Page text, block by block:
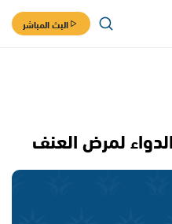
البث المباشر
لمرض العنف